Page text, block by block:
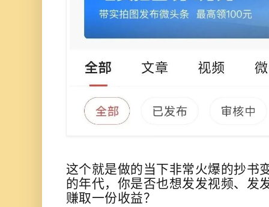
这个就是做的当下非常火爆的抄书
的年代，你是否也想发发视频、发
赚取一份收益？